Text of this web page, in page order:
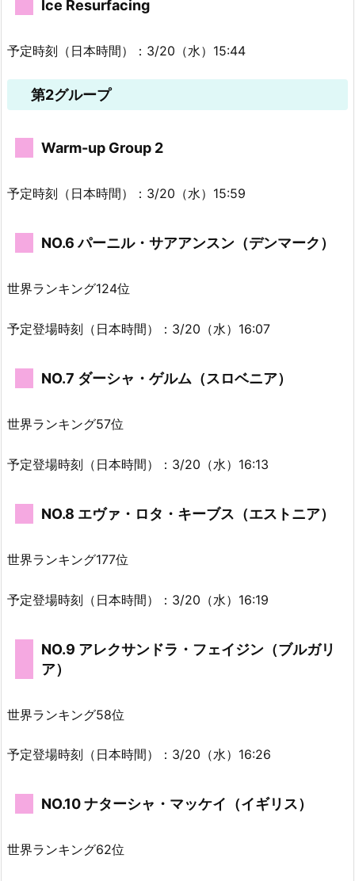
Ice Resurfacing
予定時刻（日本時間）：3/20（水）15:44
第2グループ
Warm-up Group 2
予定時刻（日本時間）：3/20（水）15:59
NO.6 パーニル・サアアンスン（デンマーク）
世界ランキング124位
予定登場時刻（日本時間）：3/20（水）16:07
NO.7 ダーシャ・ゲルム（スロベニア）
世界ランキング57位
予定登場時刻（日本時間）：3/20（水）16:13
NO.8 エヴァ・ロタ・キーブス（エストニア）
世界ランキング177位
予定登場時刻（日本時間）：3/20（水）16:19
NO.9 アレクサンドラ・フェイジン（ブルガリ
ア）
世界ランキング58位
予定登場時刻（日本時間）：3/20（水）16:26
NO.10 ナターシャ・マッケイ（イギリス）
世界ランキング62位